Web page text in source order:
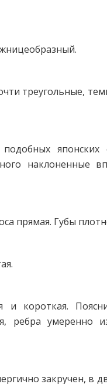
треугольные,
японских
наклоненные
прямая. Губы
и короткая.
ребра умеренно
закручен, в